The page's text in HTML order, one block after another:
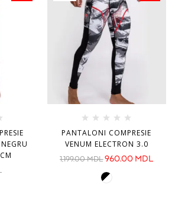
PANTALONI COMPRESIE
VENUM ELECTRON 3.0
1,199.00MDL 960.00 MDL